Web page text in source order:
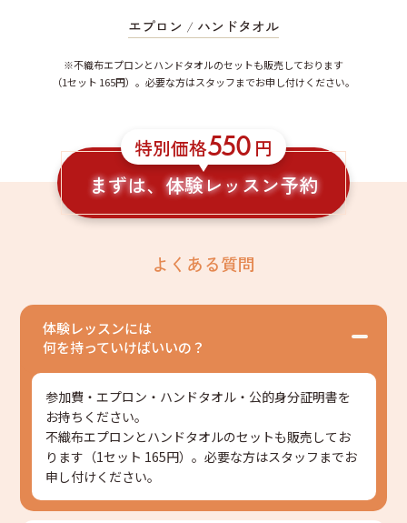
エプロン / ハンドタオル
※不織布エプロンとハンドタオルのセットも販売しております
（1セット 165円）。必要な方はスタッフまでお申し付けください。
特別価格550 円
まずは、体験レッスン予約
よくある質問
体験レッスンには
何を持っていけばいいの？
参加費・エプロン・ハンドタオル・公的身分証明書を
お持ちください。
不織布エプロンとハンドタオルのセットも販売してお
ります（1セット 165円）。必要な方はスタッフまでお
申し付けください。